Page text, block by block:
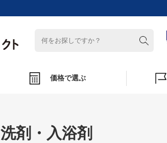
価格で選ぶ
洗剤・入浴剤